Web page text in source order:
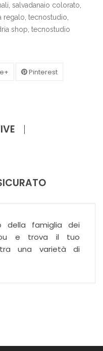
salvadanaio colorato
regalo tecnostudio
shop tecnostudio
Pinterest
della famiglia dei
e trova il tuo
una varietà di